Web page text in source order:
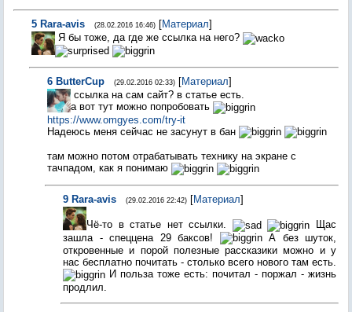
5 Rara-avis (28.02.2016 16:46) [Материал]
Я бы тоже, да где же ссылка на него?
6 ButterCup (29.02.2016 02:33) [Материал]
ссылка на сам сайт? в статье есть.
а вот тут можно попробовать
https://www.omgyes.com/try-it
Надеюсь меня сейчас не засунут в бан
там можно потом отрабатывать технику на экране с
тачпадом, как я понимаю
9 Rara-avis (29.02.2016 22:42) [Материал]
Чё-то в статье нет ссылки.
Щас
зашла - спеццена 29 баксов!
А без шуток,
откровенные и порой полезные рассказики можно и у
нас бесплатно почитать - столько всего нового там есть.
И польза тоже есть: почитал - поржал - жизнь
продлил.